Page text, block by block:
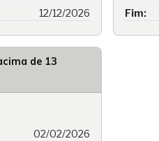
12/12/2026
Fim:
de 13
02/02/2026